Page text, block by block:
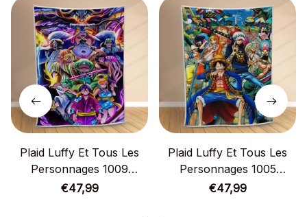
Plaid Luffy Et Tous Les
Personnages 1009
Couverture Polaire Plaid
€47,99
Plaid Luffy Et Tous Les
Personnages 1005
Couverture Polaire Plaid
€47,99